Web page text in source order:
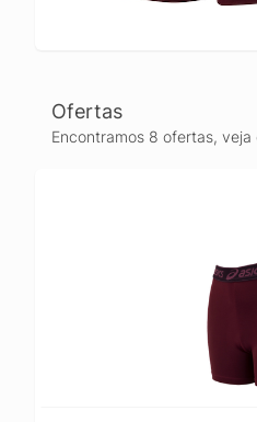
Ofertas
Encontramos 8 ofertas, veja